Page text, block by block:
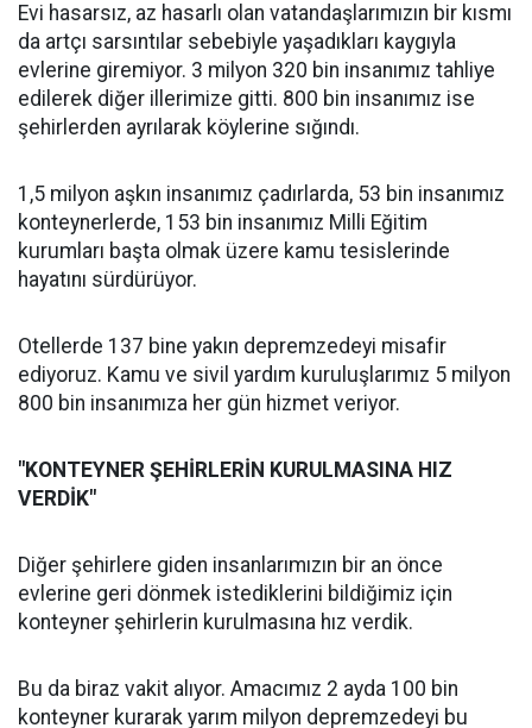
Evi hasarsız, az hasarlı olan vatandaşlarımızın bir kısmı
da artçı sarsıntılar sebebiyle yaşadıkları kaygıyla
evlerine giremiyor. 3 milyon 320 bin insanımız tahliye
edilerek diğer illerimize gitti. 800 bin insanımız ise
şehirlerden ayrılarak köylerine sığındı.
1,5 milyon aşkın insanımız çadırlarda, 53 bin insanımız
konteynerlerde, 153 bin insanımız Milli Eğitim
kurumları başta olmak üzere kamu tesislerinde
hayatını sürdürüyor.
Otellerde 137 bine yakın depremzedeyi misafir
ediyoruz. Kamu ve sivil yardım kuruluşlarımız 5 milyon
800 bin insanımıza her gün hizmet veriyor.
"KONTEYNER ŞEHİRLERİN KURULMASINA HIZ
VERDİK"
Diğer şehirlere giden insanlarımızın bir an önce
evlerine geri dönmek istediklerini bildiğimiz için
konteyner şehirlerin kurulmasına hız verdik.
Bu da biraz vakit alıyor. Amacımız 2 ayda 100 bin
konteyner kurarak yarım milyon depremzedeyi bu